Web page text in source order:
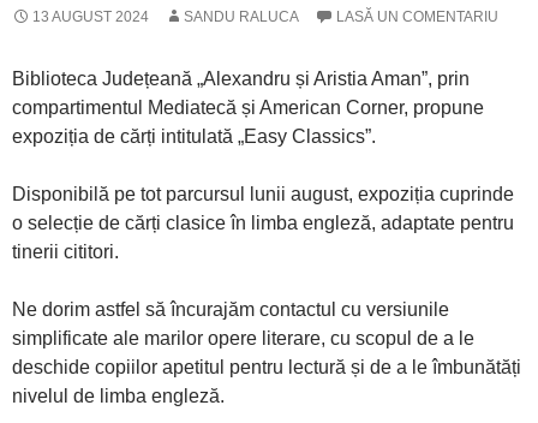
13 AUGUST 2024 SANDU RALUCA LASĂ UN COMENTARIU
Biblioteca Județeană „Alexandru și Aristia Aman”, prin
compartimentul Mediatecă și American Corner, propune
expoziția de cărți intitulată „Easy Classics”.
Disponibilă pe tot parcursul lunii august, expoziția cuprinde
o selecție de cărți clasice în limba engleză, adaptate pentru
tinerii cititori.
Ne dorim astfel să încurajăm contactul cu versiunile
simplificate ale marilor opere literare, cu scopul de a le
deschide copiilor apetitul pentru lectură și de a le îmbunătăți
nivelul de limba engleză.